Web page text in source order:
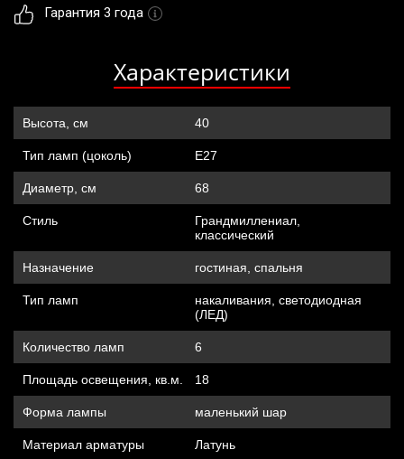
Гарантия 3 года
Характеристики
Высота, см 40
Тип ламп (цоколь) Е27
Диаметр, см 68
Стиль
Грандмиллениал,
классический
Назначение гостиная, спальня
Тип ламп
накаливания, cветодиодная
(ЛЕД)
Количество ламп 6
Площадь освещения, кв.м. 18
Форма лампы маленький шар
Материал арматуры Латунь